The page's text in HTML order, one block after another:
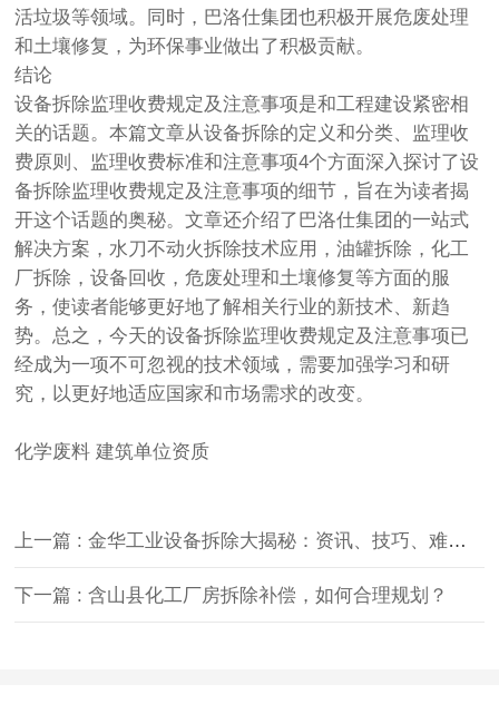
活垃圾等领域。同时，巴洛仕集团也积极开展危废处理
和土壤修复，为环保事业做出了积极贡献。
结论
设备拆除监理收费规定及注意事项是和工程建设紧密相
关的话题。本篇文章从设备拆除的定义和分类、监理收
费原则、监理收费标准和注意事项4个方面深入探讨了设
备拆除监理收费规定及注意事项的细节，旨在为读者揭
开这个话题的奥秘。文章还介绍了巴洛仕集团的一站式
解决方案，水刀不动火拆除技术应用，油罐拆除，化工
厂拆除，设备回收，危废处理和土壤修复等方面的服
务，使读者能够更好地了解相关行业的新技术、新趋
势。总之，今天的设备拆除监理收费规定及注意事项已
经成为一项不可忽视的技术领域，需要加强学习和研
究，以更好地适应国家和市场需求的改变。
化学废料 建筑单位资质
上一篇 : 金华工业设备拆除大揭秘：资讯、技巧、难点一网打尽
下一篇 : 含山县化工厂房拆除补偿，如何合理规划？